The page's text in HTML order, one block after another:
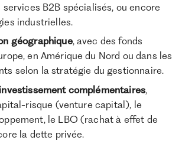
services B2B spécialisés, ou encore
industrielles.
géographique, avec des fonds
en Amérique du Nord ou dans les
selon la stratégie du gestionnaire.
complémentaires,
risque (venture capital), le
le LBO (rachat à effet de
la dette privée.